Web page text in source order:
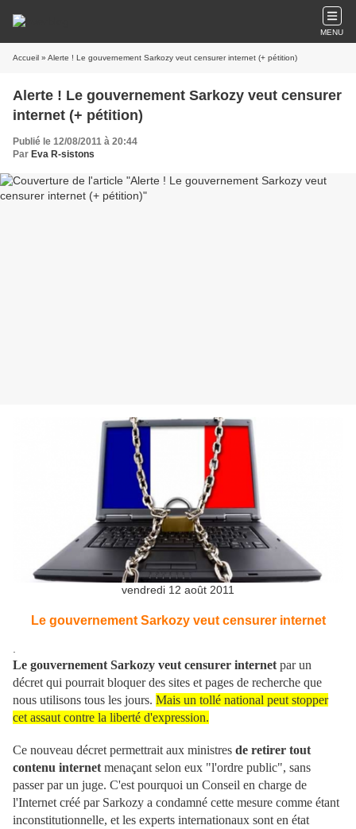
MENU
Accueil » Alerte ! Le gouvernement Sarkozy veut censurer internet (+ pétition)
Alerte ! Le gouvernement Sarkozy veut censurer
internet (+ pétition)
Publié le 12/08/2011 à 20:44
Par Eva R-sistons
vendredi 12 août 2011
Le gouvernement Sarkozy veut censurer internet
Le gouvernement Sarkozy veut censurer internet par un
décret qui pourrait bloquer des sites et pages de recherche que
nous utilisons tous les jours. Mais un tollé national peut stopper
cet assaut contre la liberté d'expression.
Ce nouveau décret permettrait aux ministres de retirer tout
contenu internet menaçant selon eux "l'ordre public", sans
passer par un juge. C'est pourquoi un Conseil en charge de
l'Internet créé par Sarkozy a condamné cette mesure comme étant
inconstitutionnelle, et les experts internationaux sont en état